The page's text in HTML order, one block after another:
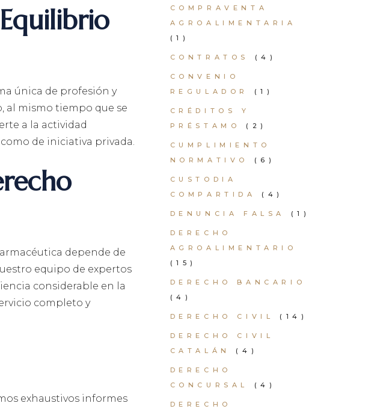
única de profesión y
al mismo tiempo que se
a la actividad
de iniciativa privada.
depende de
equipo de expertos
considerable en la
completo y
exhaustivos informes
COMPRAVENTA
AGROALIMENTARIA
(1)
CONTRATOS (4)
CONVENIO
REGULADOR
(1)
CRÉDITOS Y
PRÉSTAMO
(2)
CUMPLIMIENTO
NORMATIVO
(6)
CUSTODIA
COMPARTIDA
(4)
DENUNCIA FALSA (1)
DERECHO
AGROALIMENTARIO
(15)
DERECHO BANCARIO
(4)
DERECHO CIVIL (14)
DERECHO CIVIL
CATALÁN
(4)
DERECHO
CONCURSAL
(4)
DERECHO